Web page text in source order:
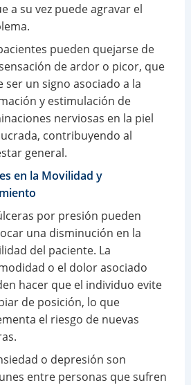
a su vez puede agravar el
pueden quejarse de
de ardor o picor, que
ser un signo asociado a la
y estimulación de
nerviosas en la piel
contribuyendo al
general.
en la Movilidad y
por presión pueden
una disminución en la
del paciente. La
o el dolor asociado
hacer que el individuo evite
de posición, lo que
el riesgo de nuevas
o depresión son
entre personas que sufren